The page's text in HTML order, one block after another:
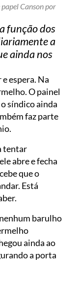
Canson por
função dos
a
ainda nos
espera. Na
O painel
síndico ainda
faz parte
tentar
abre e fecha
que o
Está
barulho
ainda ao
a porta